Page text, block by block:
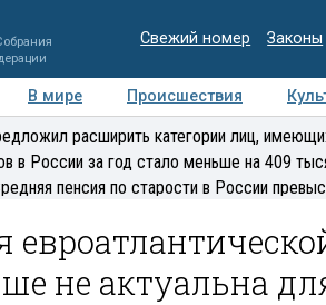
Свежий номер Законы
В мире Происшествия
Медиацентр Интервью
расширить категории лиц,
в России за год стало меньше на 409
пенсия по старости в России
не актуальна